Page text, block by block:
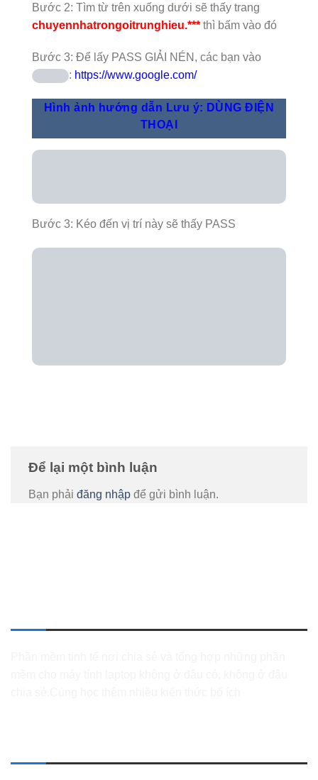
Bước 2: Tìm từ trên xuống dưới sẽ thấy trang
chuyennhatrongoitrunghieu.*** thì bấm vào đó
Bước 3: Để lấy PASS GIẢI NÉN, các bạn vào
: https://www.google.com/
Hình ảnh hướng dẫn Lưu ý: DÙNG ĐIỆN
THOẠI
Bước 3: Kéo đến vị trí này sẽ thấy PASS
Để lại một bình luận
Bạn phải đăng nhập để gửi bình luận.